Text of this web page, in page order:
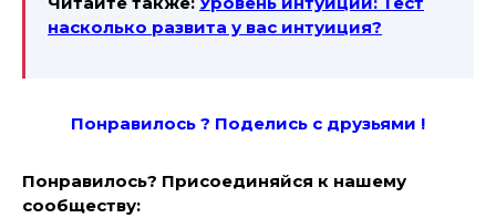
насколько развита у вас интуиция?
Понравилось ? Поделись с друзьями !
Понравилось? Присоединяйся к нашему
сообществу: